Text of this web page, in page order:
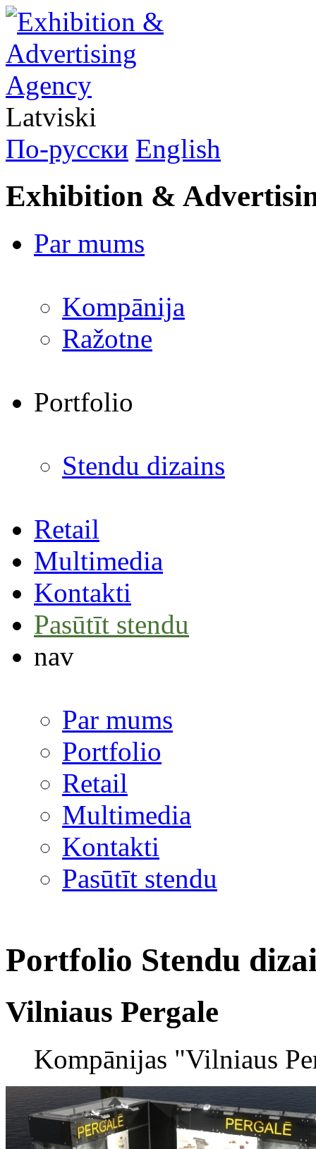
Latviski
По-русски English
Exhibition &
Par mums
Kompānija
Ražotne
Portfolio
Stendu dizains
Retail
Multimedia
Kontakti
Pasūtīt stendu
nav
Par mums
Portfolio
Retail
Multimedia
Kontakti
Pasūtīt stendu
Portfolio Stendu
Vilniaus Pergale
Kompānijas "Vilniaus